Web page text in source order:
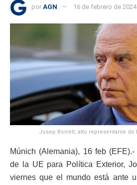
por AGN 16 de febrero de 2024
Josep Borrell, alto representante de
Múnich (Alemania), 16 feb
de la UE para Política Exterior,
viernes que el mundo está ante